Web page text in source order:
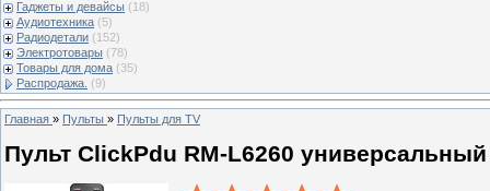
Гаджеты и девайсы (18)
Аудиотехника (5)
Радиодетали (152)
Электротовары (78)
Товары для дома (35)
Распродажа. (9)
Главная » Пульты » Пульты для TV
Пульт ClickPdu RM-L6260 универсальный